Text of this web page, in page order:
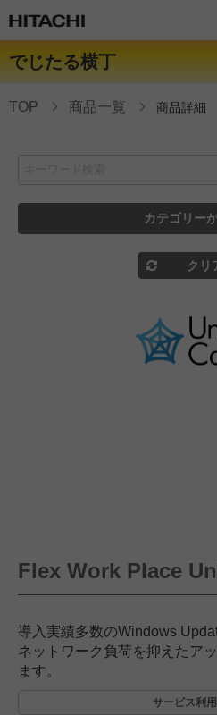
でじたる横丁
TOP 商品一覧 商品詳細
カテゴリー
クリ
Flex Work Place
導入実績多数のWindows
ネットワーク負荷を抑えたア
ます。
サービス利